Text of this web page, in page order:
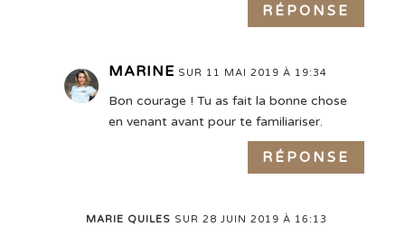
RÉPONSE
MARINE SUR 11 MAI 2019 À 19:34
Bon courage ! Tu as fait la bonne chose
en venant avant pour te familiariser.
RÉPONSE
MARIE QUILES SUR 28 JUIN 2019 À 16:13